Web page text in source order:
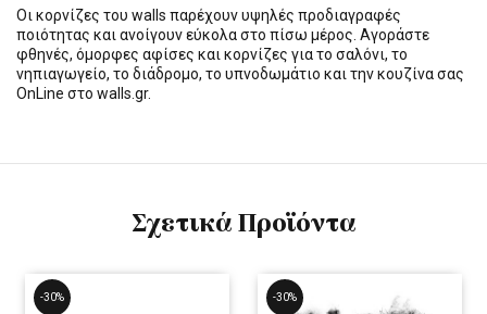
Οι κορνίζες του walls παρέχουν υψηλές προδιαγραφές
ποιότητας και ανοίγουν εύκολα στο πίσω μέρος. Αγοράστε
φθηνές, όμορφες αφίσες και κορνίζες για το σαλόνι, το
νηπιαγωγείο, το διάδρομο, το υπνοδωμάτιο και την κουζίνα σας
OnLine στο walls.gr.
Σχετικά Προϊόντα
-30% -30%